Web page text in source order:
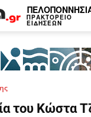
ΠΡΑΚΤΟΡΕΙΟ
ΕΙΔΗΣΕΩΝ
του Κώστα